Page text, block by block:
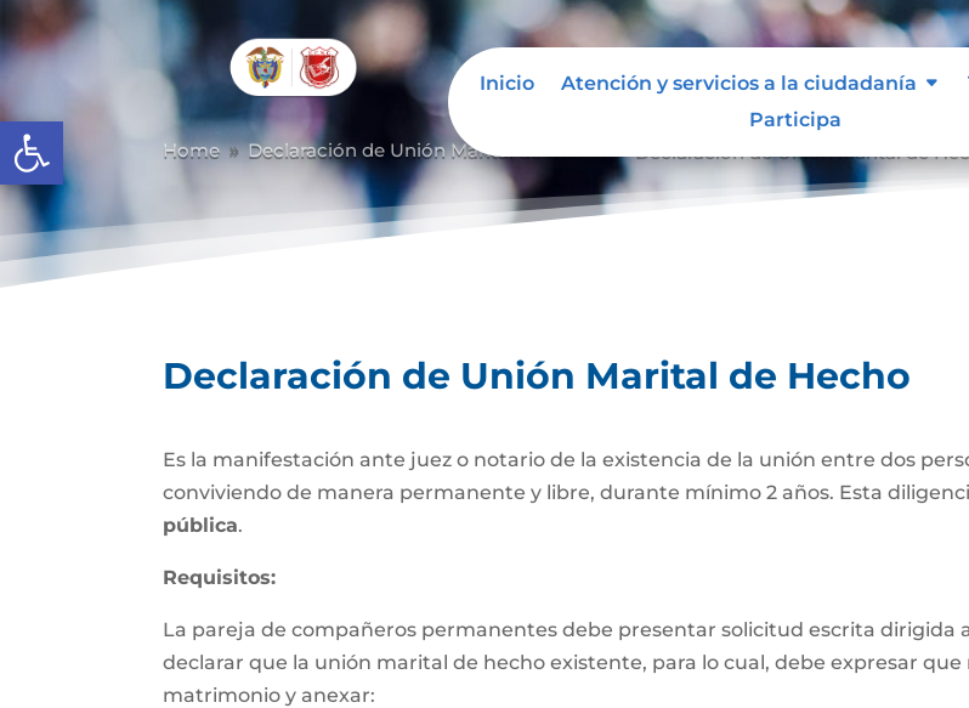
Abrir barra de herramientas
Inicio Atención y servicios a la ciudadanía
Participa
Home 9 Declaración de Unión Marital de Hecho
Declaración de Unión Marital de Hecho
Es la manifestación ante juez o notario de la existencia de la unión entre dos
conviviendo de manera permanente y libre, durante mínimo 2 años. Esta
pública.
Requisitos:
La pareja de compañeros permanentes debe presentar solicitud escrita dirigida
declarar que la unión marital de hecho existente, para lo cual, debe expresar que
matrimonio y anexar: